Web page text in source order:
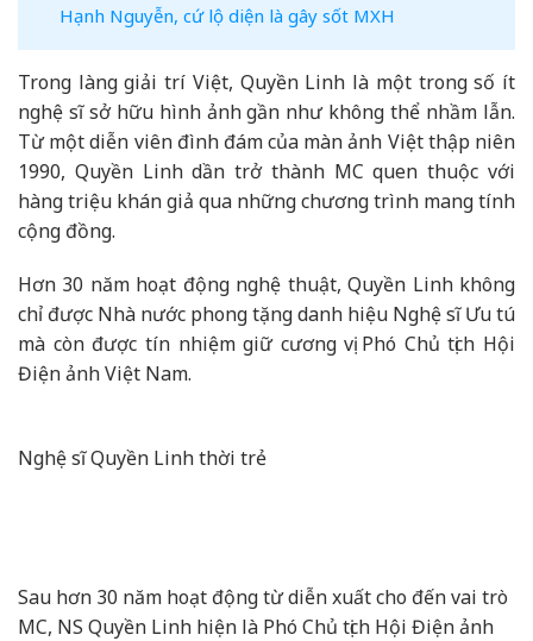
Hạnh Nguyễn, cứ lộ diện là gây sốt MXH
Trong làng giải trí Việt, Quyền Linh là một trong số ít
nghệ sĩ sở hữu hình ảnh gần như không thể nhầm lẫn.
Từ một diễn viên đình đám của màn ảnh Việt thập niên
1990, Quyền Linh dần trở thành MC quen thuộc với
hàng triệu khán giả qua những chương trình mang tính
cộng đồng.
Hơn 30 năm hoạt động nghệ thuật, Quyền Linh không
chỉ được Nhà nước phong tặng danh hiệu Nghệ sĩ Ưu tú
mà còn được tín nhiệm giữ cương vị Phó Chủ tịch Hội
Điện ảnh Việt Nam.
Nghệ sĩ Quyền Linh thời trẻ
Sau hơn 30 năm hoạt động từ diễn xuất cho đến vai trò
MC, NS Quyền Linh hiện là Phó Chủ tịch Hội Điện ảnh